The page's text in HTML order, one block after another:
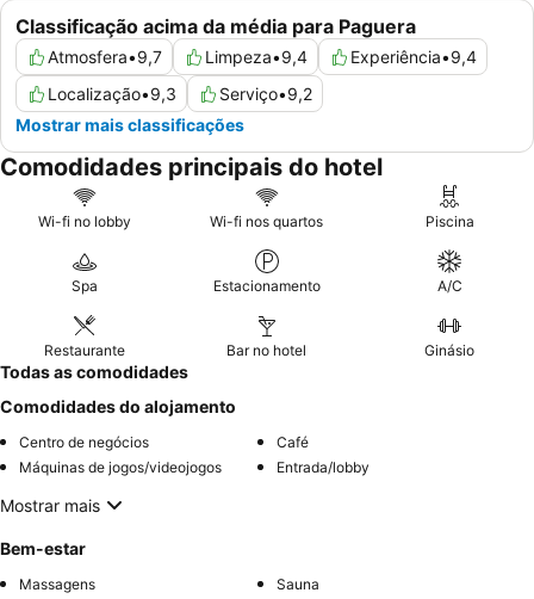
Classificação acima da média para Paguera
Atmosfera•9,7 Limpeza•9,4 Experiência•9,4
Localização•9,3 Serviço•9,2
Mostrar mais classificações
Comodidades principais do hotel
Wi-fi no lobby Wi-fi nos quartos Piscina
Spa Estacionamento A/C
Restaurante Bar no hotel Ginásio
Todas as comodidades
Comodidades do alojamento
Centro de negócios
Café
Máquinas de jogos/videojogos
Entrada/lobby
Mostrar mais
Bem-estar
Massagens
Sauna